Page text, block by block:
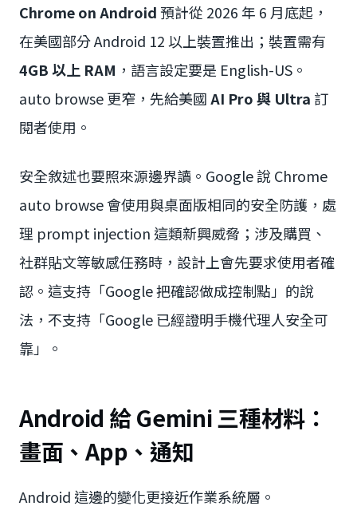
Chrome on Android 預計從 2026 年 6 月底起，
在美國部分 Android 12 以上裝置推出；裝置需有
4GB 以上 RAM ，語言設定要是 English-US。
auto browse 更窄，先給美國AI Pro 與 Ultra 訂
閱者使用。
安全敘述也要照來源邊界讀。Google 說 Chrome
auto browse 會使用與桌面版相同的安全防護，處
理 prompt injection 這類新興威脅；涉及購買、
社群貼文等敏感任務時，設計上會先要求使用者確
認。這支持「Google 把確認做成控制點」的說
法，不支持「Google 已經證明手機代理人安全可
靠」。
Android 給 Gemini 三種材料：
畫面、App、通知
Android 這邊的變化更接近作業系統層。